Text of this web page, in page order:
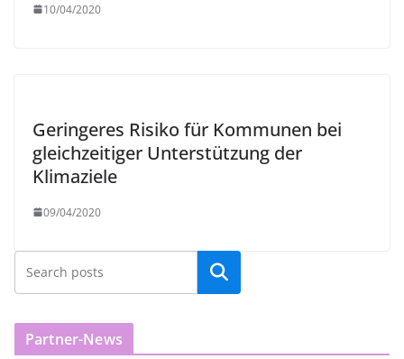
10/04/2020
Geringeres Risiko für Kommunen bei
gleichzeitiger Unterstützung der
Klimaziele
09/04/2020
Partner-News